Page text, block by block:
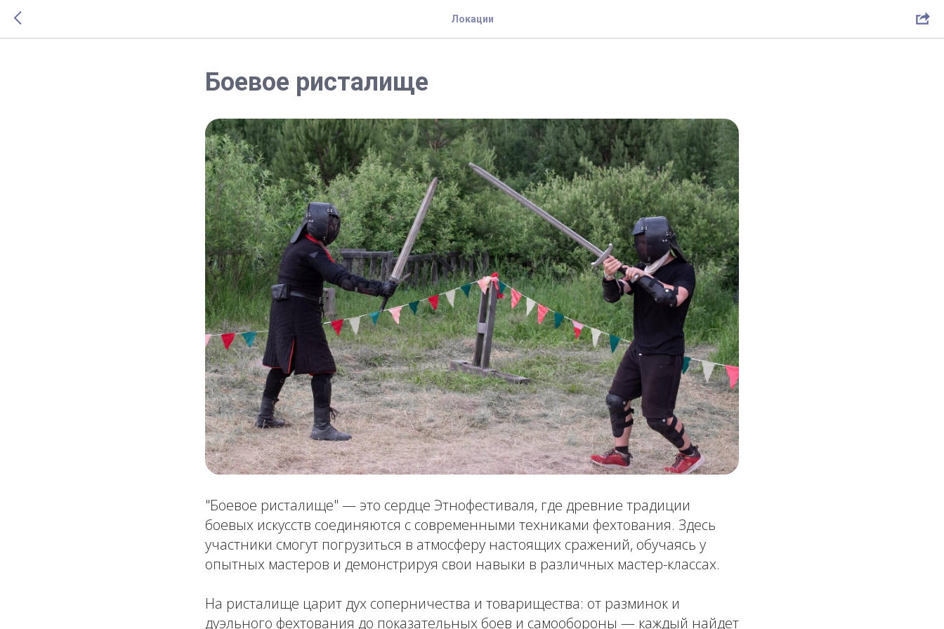
Локации
Боевое ристалище
"Боевое ристалище" — это сердце Этнофестиваля, где древние традиции
боевых искусств соединяются с современными техниками фехтования. Здесь
участники смогут погрузиться в атмосферу настоящих сражений, обучаясь у
опытных мастеров и демонстрируя свои навыки в различных мастер-классах.
На ристалище царит дух соперничества и товарищества: от разминок и
дуэльного фехтования до показательных боев и самообороны — каждый найдет